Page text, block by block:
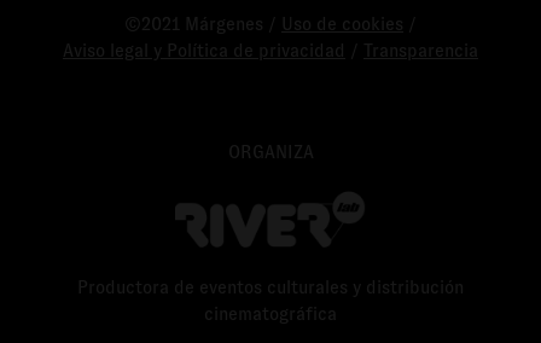
©2021 Márgenes / Uso de cookies
Aviso legal y Política de privacidad
Transparencia
ORGANIZA
Productora de eventos culturales y distribución
cinematográfica